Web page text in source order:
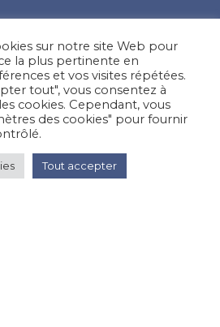
question ?
réservés - Une création
sur notre site Web pour
la plus pertinente en
et vos visites répétées.
tout", vous consentez à
cookies. Cependant, vous
des cookies" pour fournir
Tout accepter